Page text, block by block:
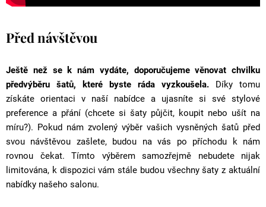
Před návštěvou
Ještě než se k nám vydáte, doporučujeme věnovat chvilku
předvýběru šatů, které byste ráda vyzkoušela. Díky tomu
získáte orientaci v naší nabídce a ujasníte si své stylové
preference a přání (chcete si šaty půjčit, koupit nebo ušít na
míru?). Pokud nám zvolený výběr vašich vysněných šatů před
svou návštěvou zašlete, budou na vás po příchodu k nám
rovnou čekat. Tímto výběrem samozřejmě nebudete nijak
limitována, k dispozici vám stále budou všechny šaty z aktuální
nabídky našeho salonu.